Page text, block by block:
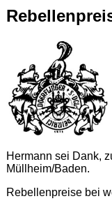
Hermann sei Dank,
Müllheim/Baden.
Rebellenpreise bei